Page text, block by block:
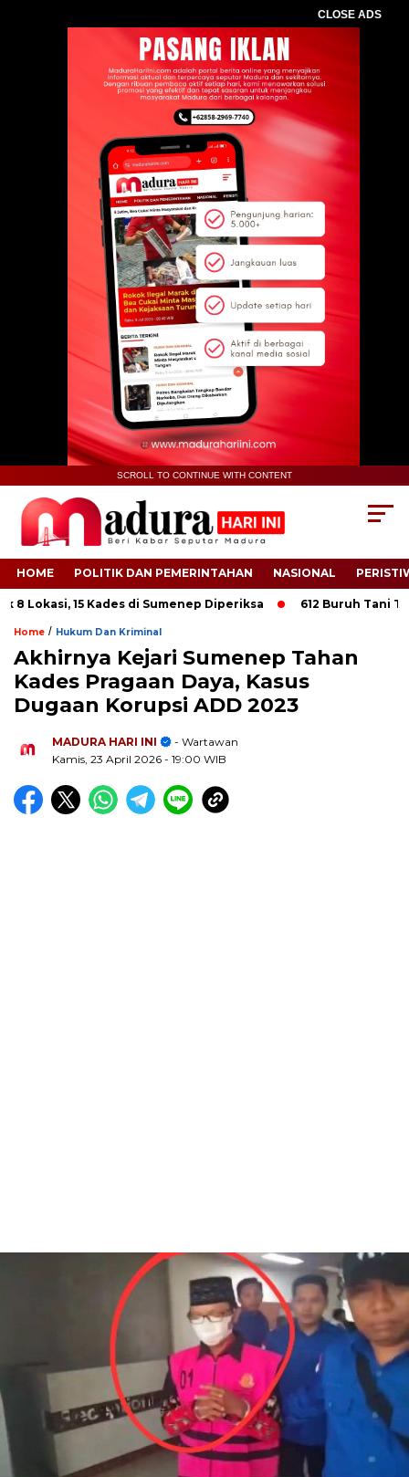
CLOSE ADS
SCROLL TO CONTINUE WITH CONTENT
HOME POLITIK DAN PEMERINTAHAN NASIONAL
15 Kades di Sumenep Diperiksa 612 Buruh Tani
Home / Hukum Dan Kriminal
Akhirnya Kejari Sumenep Tahan
Kades Pragaan Daya, Kasus
Dugaan Korupsi ADD 2023
MADURA HARI INI
- Wartawan
Kamis, 23 April 2026 - 19:00 WIB
.